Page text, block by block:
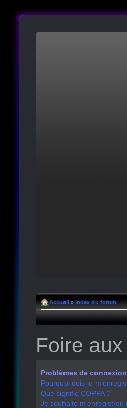
Accueil » Index du forum
Foire
Problèmes de
Pourquoi dois-je
Que signifie COPPA ?
Je souhaite m’enregistrer,